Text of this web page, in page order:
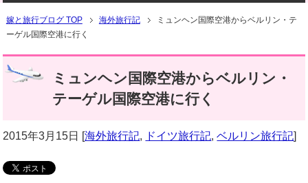
嫁と旅行ブログ TOP 海外旅行記
ミュンヘン国際空港からベルリン・テ
ーゲル国際空港に行く
ミュンヘン国際空港からベルリン・
テーゲル国際空港に行く
2015年3月15日 [海外旅行記, ドイツ旅行記,ベルリン旅行記]